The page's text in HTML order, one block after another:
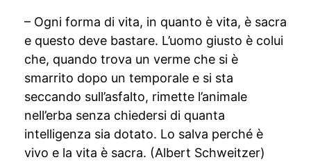
– Ogni forma di vita, in quanto è vita, è sacra
e questo deve bastare. L’uomo giusto è colui
che, quando trova un verme che si è
smarrito dopo un temporale e si sta
seccando sull’asfalto, rimette l’animale
nell’erba senza chiedersi di quanta
intelligenza sia dotato. Lo salva perché è
vivo e la vita è sacra. (Albert Schweitzer)